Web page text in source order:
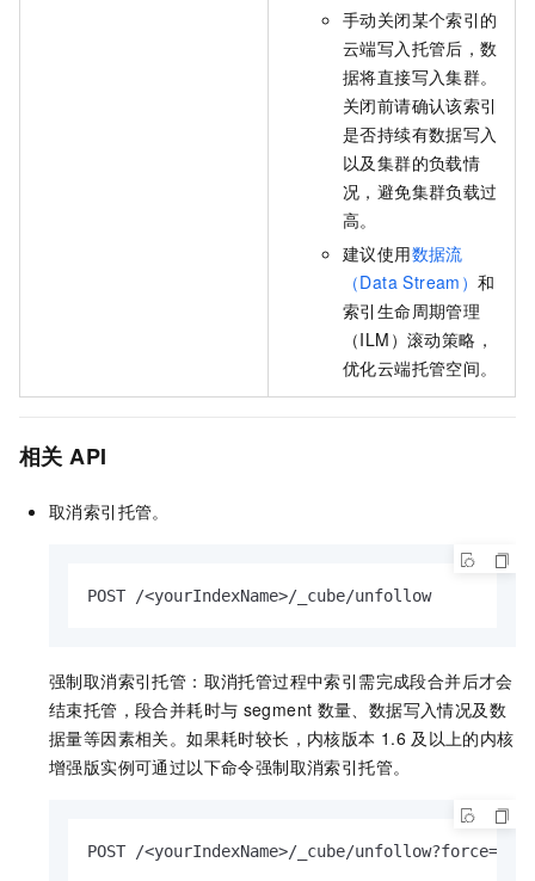
手动关闭某个索引的
云端写入托管后，数
据将直接写入集群。
关闭前请确认该索引
是否持续有数据写入
以及集群的负载情
况，避免集群负载过
高。
建议使用数据流
（Data Stream）和
索引生命周期管理
（ILM）滚动策略，
优化云端托管空间。
相关 API
取消索引托管。
POST /<yourIndexName>/_cube/unfollow
强制取消索引托管：取消托管过程中索引需完成段合并后才会
结束托管，段合并耗时与 segment 数量、数据写入情况及数
据量等因素相关。如果耗时较长，内核版本 1.6 及以上的内核
增强版实例可通过以下命令强制取消索引托管。
POST /<yourIndexName>/_cube/unfollow?force=true